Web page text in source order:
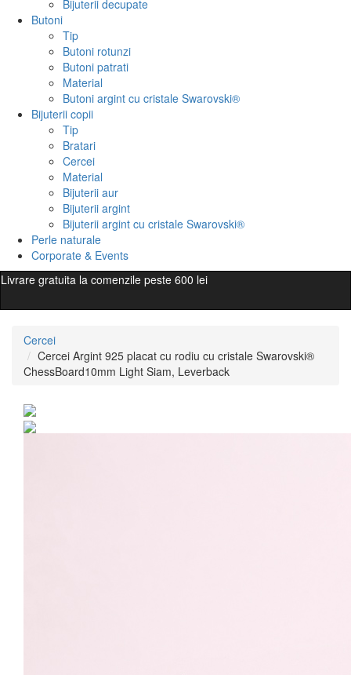
Bijuterii decupate
Butoni
Tip
Butoni rotunzi
Butoni patrati
Material
Butoni argint cu cristale Swarovski®
Bijuterii copii
Tip
Bratari
Cercei
Material
Bijuterii aur
Bijuterii argint
Bijuterii argint cu cristale Swarovski®
Perle naturale
Corporate & Events
Livrare gratuita la comenzile peste 600 lei
Cercei
Cercei Argint 925 placat cu rodiu cu cristale Swarovski®
ChessBoard10mm Light Siam, Leverback
cu rodiu cu cristale